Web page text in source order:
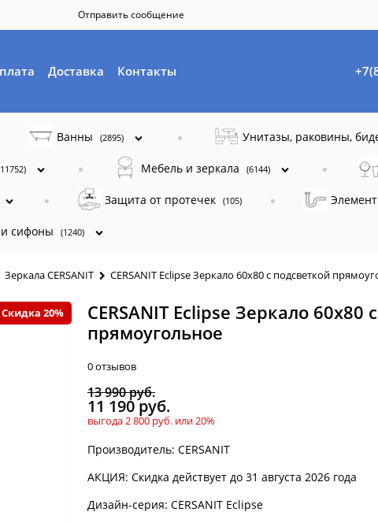
Отправить сообщение
Доставка Контакты
Ванны (2895) Унитазы, раковины,
Мебель и зеркала (6144)
Защита от протечек (105)
и сифоны (1240)
Зеркала CERSANIT CERSANIT Eclipse Зеркало 60x80 с подсветкой
Скидка 20%
CERSANIT Eclipse Зеркало 60x80
прямоугольное
0 отзывов
13 990 руб.
11 190 руб.
выгода2 800 руб. или20%
Производитель: CERSANIT
АКЦИЯ: Скидка действует до 31 августа 2026 года
Дизайн-серия: CERSANIT Eclipse